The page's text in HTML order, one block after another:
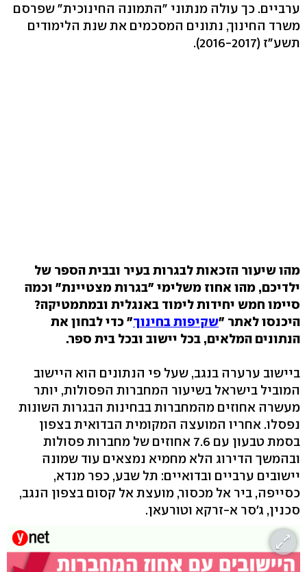
ערביים. כך עולה מנתוני "התמונה החינוכית" שפרסם
משרד החינוך, נתונים המסכמים את שנת הלימודים
תשע"ז (2016-2017).
מהו שיעור הזכאות לבגרות בעיר ובבית הספר של
ילדיכם, מהו אחוז משלימי "בגרות מצטיינת" וכמה
סיימו חמש יחידות לימוד באנגלית ובמתמטיקה?
היכנסו לאתר "שקיפות בחינוך" כדי לבחון את
הנתונים המלאים, בכל יישוב ובכל בית ספר.
ביישוב ערערה בנגב, שעל פי הנתונים הוא היישוב
המוביל בישראל בשיעור המחברות הפסולות, יותר
מעשרה אחוזים מהמחברות בבחינות הבגרות השונות
נפסלו. אחריו המועצה המקומית הבדואית בצפון
בסמת טבעון עם 7.6 אחוזים של מחברות פסולות
ובהמשך הדירוג הלא מחמיא נמצאים עוד שמונה
יישובים ערביים ובדואיים: תל שבע, כפר מנדא,
כסייפה, ביר אל מכסור, מועצת אל קסום בצפון הנגב,
סכנין, ג'סר א-זרקא וטורעאן.